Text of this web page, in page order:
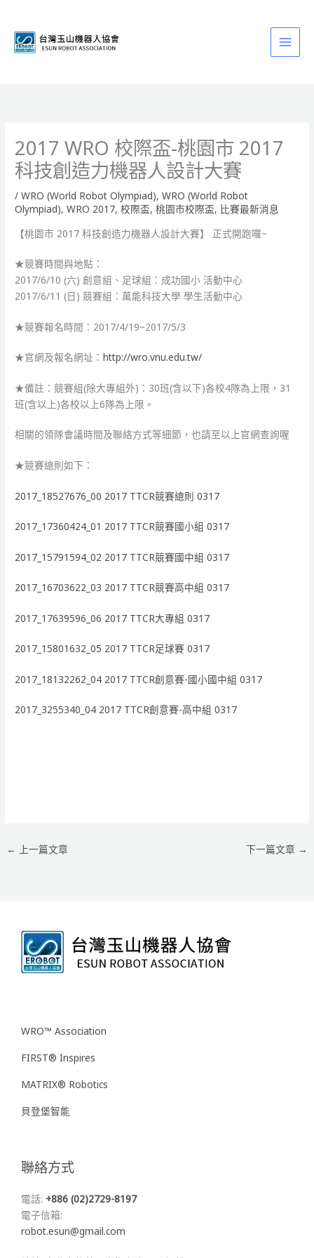
2017 WRO 校際盃-桃園市 2017
科技創造力機器人設計大賽
/WRO (World Robot Olympiad),WRO (World Robot
Olympiad),WRO 2017,校際盃,桃園市校際盃, 比賽最新消息
【桃園市 2017 科技創造力機器人設計大賽】 正式開跑囉~
★競賽時間與地點：
2017/6/10 (六) 創意組、足球組：成功國小 活動中心
2017/6/11 (日) 競賽組：萬能科技大學 學生活動中心
★競賽報名時間：2017/4/19~2017/5/3
★官網及報名網址：http://wro.vnu.edu.tw/
★備註：競賽組(除大專組外)：30班(含以下)各校4隊為上限，31
班(含以上)各校以上6隊為上限。
相關的領隊會議時間及聯絡方式等細節，也請至以上官網查詢喔
★競賽總則如下：
2017_18527676_00 2017 TTCR競賽總則 0317
2017_17360424_01 2017 TTCR競賽國小組 0317
2017_15791594_02 2017 TTCR競賽國中組 0317
2017_16703622_03 2017 TTCR競賽高中組 0317
2017_17639596_06 2017 TTCR大專組 0317
2017_15801632_05 2017 TTCR足球賽 0317
2017_18132262_04 2017 TTCR創意賽-國小國中組 0317
2017_3255340_04 2017 TTCR創意賽-高中組 0317
← 上一篇文章 下一篇文章 →
WRO™ Association
FIRST® Inspires
MATRIX® Robotics
貝登堡智能
聯絡方式
電話: +886 (02)2729-8197
電子信箱:
robot.esun@gmail.com